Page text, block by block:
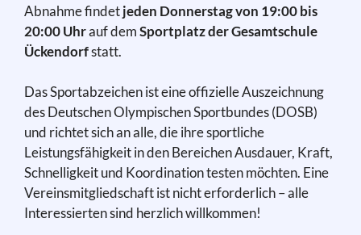
Abnahme findetjeden Donnerstag von 19:00 bis
20:00 Uhrauf demSportplatz der Gesamtschule
Ückendorfstatt.
Das Sportabzeichen ist eine offizielle Auszeichnung
des Deutschen Olympischen Sportbundes (DOSB)
und richtet sich an alle, die ihre sportliche
Leistungsfähigkeit in den Bereichen Ausdauer, Kraft,
Schnelligkeit und Koordination testen möchten. Eine
Vereinsmitgliedschaft ist nicht erforderlich – alle
Interessierten sind herzlich willkommen!